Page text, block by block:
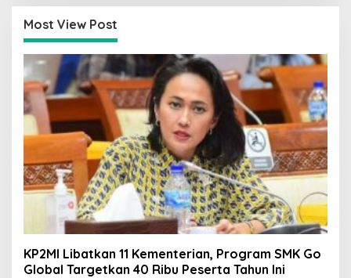
Most View Post
KP2MI Libatkan 11 Kementerian, Program SMK Go
Global Targetkan 40 Ribu Peserta Tahun Ini